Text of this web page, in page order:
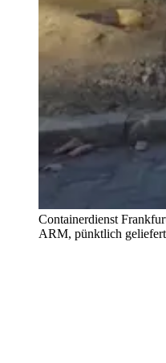
Containerdienst
ARM, pünktlich